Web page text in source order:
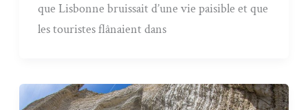
que Lisbonne bruissait d’une vie paisible et que
les touristes flânaient dans